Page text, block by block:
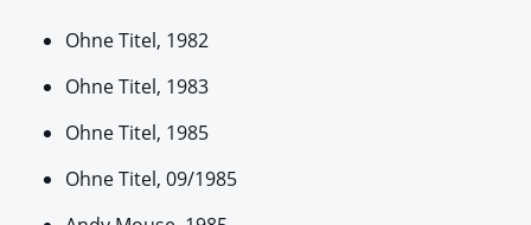
Ohne Titel, 1982
Ohne Titel, 1983
Ohne Titel, 1985
Ohne Titel, 09/1985